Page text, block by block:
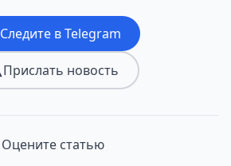
Следите в Telegram
Прислать новость
Оцените статью